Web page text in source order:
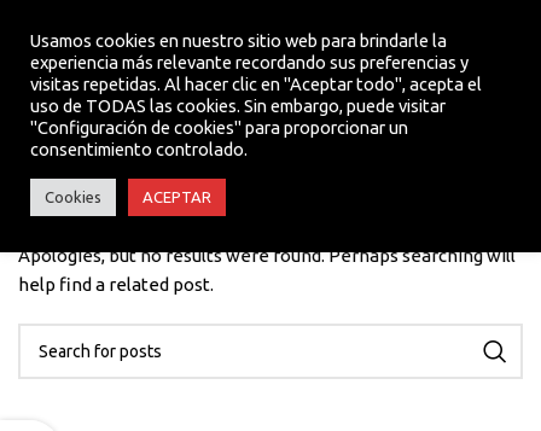
MENU
Nothing Found
Apologies, but no results were found. Perhaps searching will
help find a related post.
Usamos cookies en nuestro sitio web para brindarle la
experiencia más relevante recordando sus preferencias y
visitas repetidas. Al hacer clic en "Aceptar todo", acepta el
uso de TODAS las cookies. Sin embargo, puede visitar
"Configuración de cookies" para proporcionar un
consentimiento controlado.
Cookies ACEPTAR